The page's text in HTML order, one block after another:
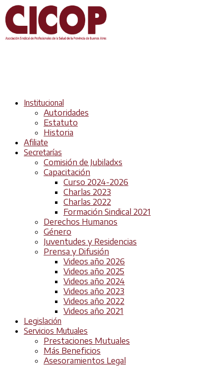
Institucional
Autoridades
Estatuto
Historia
Afiliate
Secretarías
Comisión de Jubiladxs
Capacitación
Curso 2024-2026
Charlas 2023
Charlas 2022
Formación Sindical 2021
Derechos Humanos
Género
Juventudes y Residencias
Prensa y Difusión
Videos año 2026
Videos año 2025
Videos año 2024
Videos año 2023
Videos año 2022
Videos año 2021
Legislación
Servicios Mutuales
Prestaciones Mutuales
Más Beneficios
Asesoramientos Legal